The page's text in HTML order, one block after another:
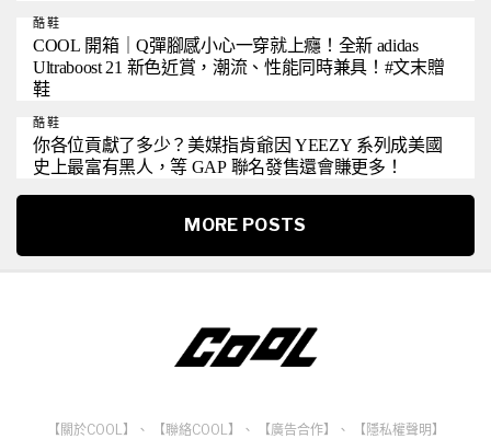
酷鞋
COOL 開箱｜Q彈腳感小心一穿就上癮！全新 adidas
Ultraboost 21 新色近賞，潮流、性能同時兼具！#文末贈
鞋
酷鞋
你各位貢獻了多少？美媒指肯爺因 YEEZY 系列成美國
史上最富有黑人，等 GAP 聯名發售還會賺更多！
MORE POSTS
【關於COOL】 、 【聯絡COOL】 、 【廣告合作】 、 【隱私權聲明】